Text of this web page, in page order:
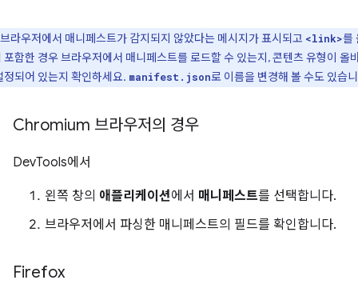
브라우저에서 매니페스트가 감지되지 않았다는 메시지가 표시되고 <link>를
포함한 경우 브라우저에서 매니페스트를 로드할 수 있는지, 콘텐츠 유형이 올
정되어 있는지 확인하세요. manifest.json로 이름을 변경해 볼 수도 있습
Chromium 브라우저의 경우
DevTools에서
왼쪽 창의 애플리케이션에서 매니페스트를 선택합니다.
브라우저에서 파싱한 매니페스트의 필드를 확인합니다.
Firefox